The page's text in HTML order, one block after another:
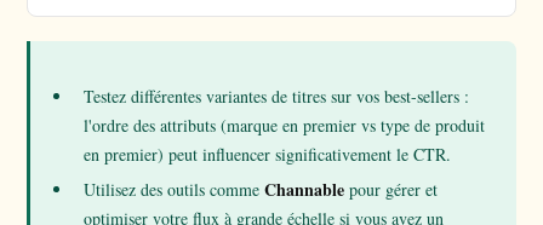
Testez différentes variantes de titres sur vos best-sellers :
l'ordre des attributs (marque en premier vs type de produit
en premier) peut influencer significativement le CTR.
Utilisez des outils commeChannable pour gérer et
optimiser votre flux à grande échelle si vous avez un